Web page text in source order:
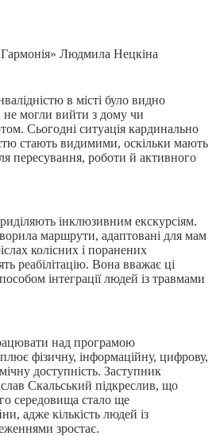
Людмила Нецкіна
в місті було видно
могли вийти з дому чи
Сьогодні ситуація кардинально
стають видимими, оскільки мають
пересування, роботи й активного
інклюзивним екскурсіям.
маршрути, адаптовані для мам
колісних і поранених
реабілітацію. Вона вважає ці
інтеграції людей із травмами
над програмою
фізичну, інформаційну, цифрову,
доступність. Заступник
Скальський підкреслив, що
середовища стало ще
адже кількість людей із
зростає.